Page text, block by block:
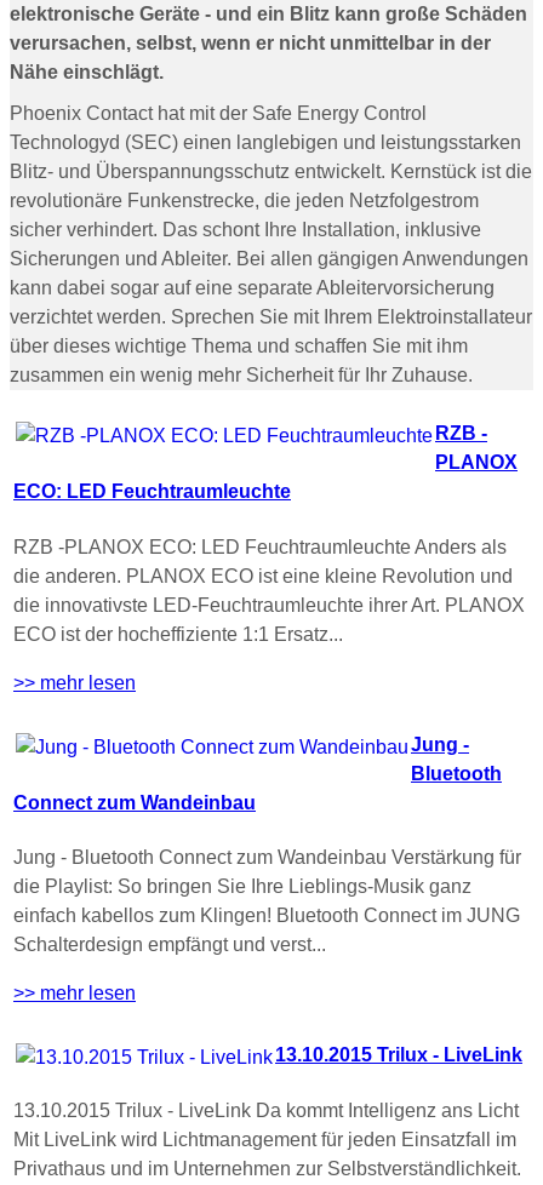
elektronische Geräte - und ein Blitz kann große Schäden
verursachen, selbst, wenn er nicht unmittelbar in der
Nähe einschlägt.
Phoenix Contact hat mit der Safe Energy Control
Technologyd (SEC) einen langlebigen und leistungsstarken
Blitz- und Überspannungsschutz entwickelt. Kernstück ist die
revolutionäre Funkenstrecke, die jeden Netzfolgestrom
sicher verhindert. Das schont Ihre Installation, inklusive
Sicherungen und Ableiter. Bei allen gängigen Anwendungen
kann dabei sogar auf eine separate Ableitervorsicherung
verzichtet werden. Sprechen Sie mit Ihrem Elektroinstallateur
über dieses wichtige Thema und schaffen Sie mit ihm
zusammen ein wenig mehr Sicherheit für Ihr Zuhause.
RZB -
PLANOX
ECO: LED Feuchtraumleuchte
RZB -PLANOX ECO: LED Feuchtraumleuchte Anders als
die anderen. PLANOX ECO ist eine kleine Revolution und
die innovativste LED-Feuchtraumleuchte ihrer Art. PLANOX
ECO ist der hocheffiziente 1:1 Ersatz...
>> mehr lesen
Jung -
Bluetooth
Connect zum Wandeinbau
Jung - Bluetooth Connect zum Wandeinbau Verstärkung für
die Playlist: So bringen Sie Ihre Lieblings-Musik ganz
einfach kabellos zum Klingen! Bluetooth Connect im JUNG
Schalterdesign empfängt und verst...
>> mehr lesen
13.10.2015 Trilux - LiveLink
13.10.2015 Trilux - LiveLink Da kommt Intelligenz ans Licht
Mit LiveLink wird Lichtmanagement für jeden Einsatzfall im
Privathaus und im Unternehmen zur Selbstverständlichkeit.